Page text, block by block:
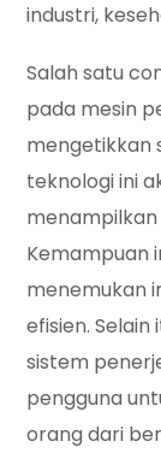
industri,
Salah satu
pada mesin
mengetikkan
teknologi ini
Kemampuan
menemukan
efisien.
sistem
pengguna
orang dari